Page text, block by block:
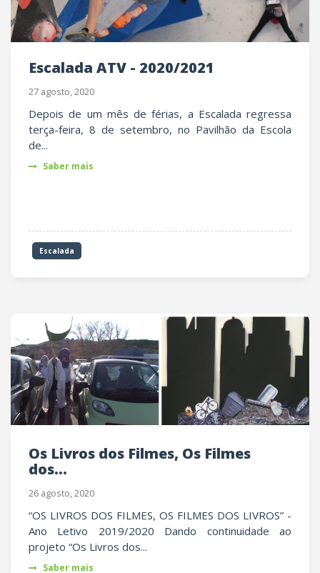
Escalada ATV - 2020/2021
27 agosto, 2020
Depois de um mês de férias, a Escalada regressa
terça-feira, 8 de setembro, no Pavilhão da Escola
de...
Saber mais
Escalada
Os Livros dos Filmes, Os Filmes
dos...
26 agosto, 2020
“OS LIVROS DOS FILMES, OS FILMES DOS LIVROS” -
Ano Letivo 2019/2020 Dando continuidade ao
projeto “Os Livros dos...
Saber mais